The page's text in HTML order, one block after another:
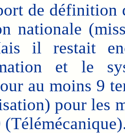
de définition
nationale
il restait
et le
au moins 9
pour les